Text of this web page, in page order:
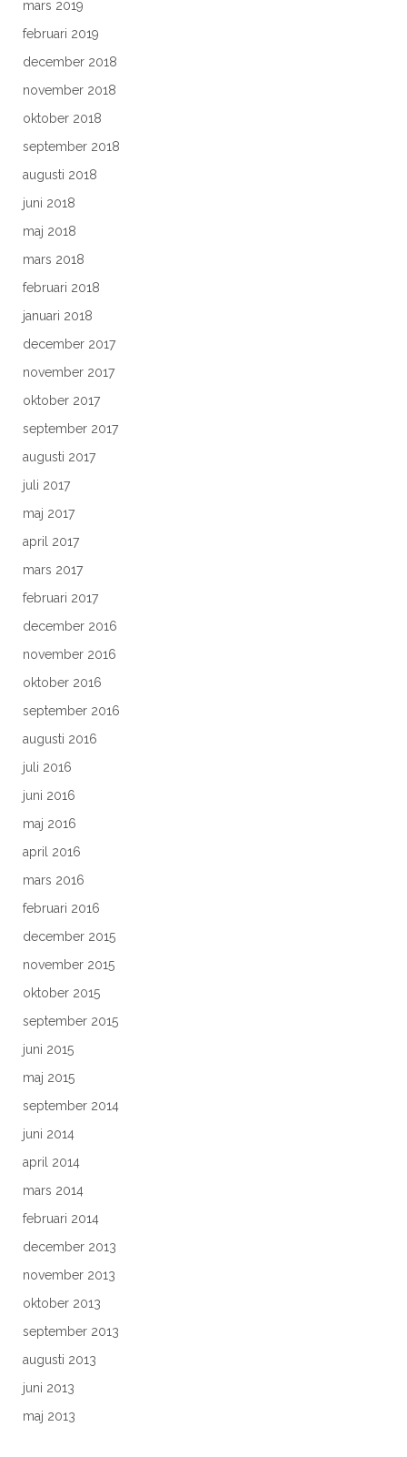
mars 2019
februari 2019
december 2018
november 2018
oktober 2018
september 2018
augusti 2018
juni 2018
maj 2018
mars 2018
februari 2018
januari 2018
december 2017
november 2017
oktober 2017
september 2017
augusti 2017
juli 2017
maj 2017
april 2017
mars 2017
februari 2017
december 2016
november 2016
oktober 2016
september 2016
augusti 2016
juli 2016
juni 2016
maj 2016
april 2016
mars 2016
februari 2016
december 2015
november 2015
oktober 2015
september 2015
juni 2015
maj 2015
september 2014
juni 2014
april 2014
mars 2014
februari 2014
december 2013
november 2013
oktober 2013
september 2013
augusti 2013
juni 2013
maj 2013